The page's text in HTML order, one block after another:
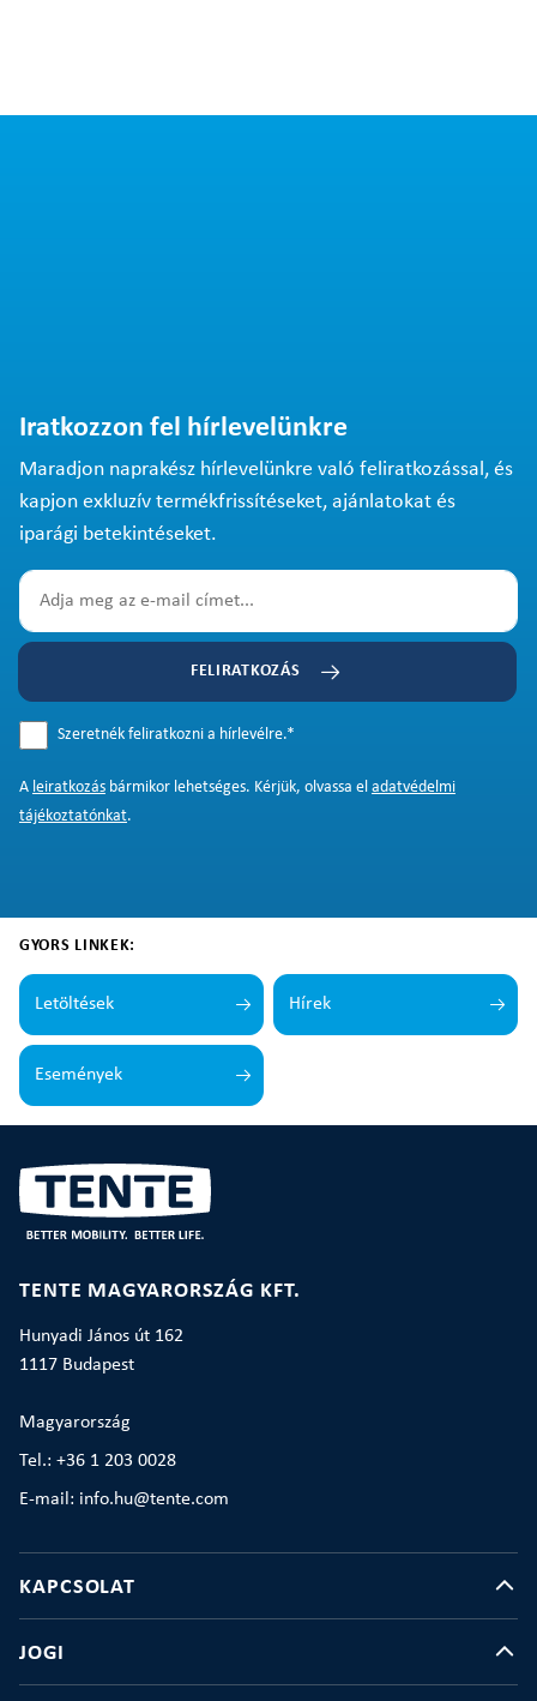
Iratkozzon fel hírlevelünkre
Maradjon naprakész hírlevelünkre való feliratkozással, és
kapjon exkluzív termékfrissítéseket, ajánlatokat és
iparági betekintéseket.
FELIRATKOZÁS
Szeretnék feliratkozni a hírlevélre.*
A leiratkozás bármikor lehetséges. Kérjük, olvassa el adatvédelmi
tájékoztatónkat.
GYORS LINKEK:
Letöltések Hírek
Események
TENTE MAGYARORSZÁG KFT.
Hunyadi János út 162
1117 Budapest
Magyarország
Tel.: +36 1 203 0028
E-mail: info.hu@tente.com
KAPCSOLAT
JOGI